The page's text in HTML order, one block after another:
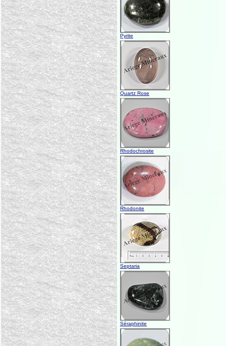
Pyrite
Quartz Rose
Rhodochrosite
Rhodonite
Septaria
Séraphinite